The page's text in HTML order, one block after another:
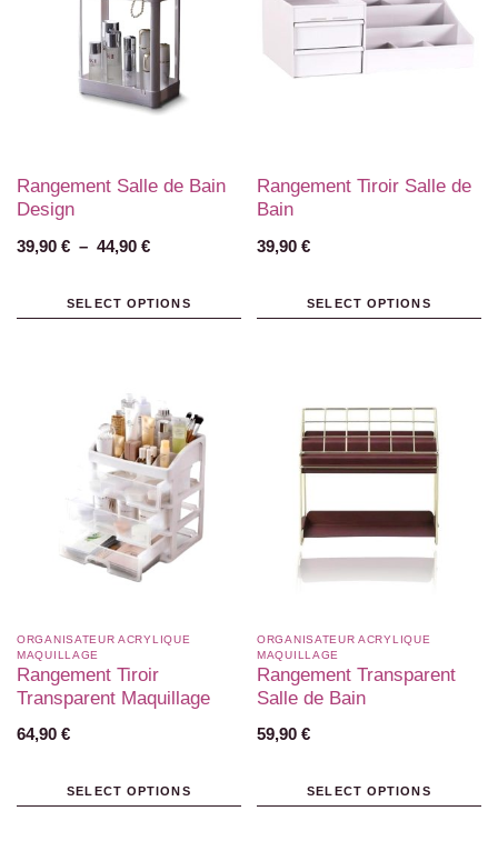
Rangement Salle de Bain
Design
39,90 € – 44,90 €
SELECT OPTIONS
Rangement Tiroir Salle de
Bain
39,90 €
SELECT OPTIONS
ORGANISATEUR ACRYLIQUE
MAQUILLAGE
Rangement Tiroir
Transparent Maquillage
64,90 €
SELECT OPTIONS
ORGANISATEUR ACRYLIQUE
MAQUILLAGE
Rangement Transparent
Salle de Bain
59,90 €
SELECT OPTIONS